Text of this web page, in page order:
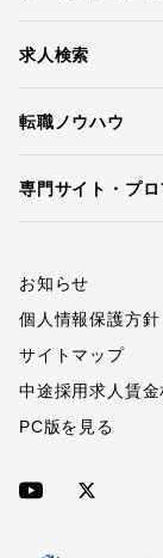
求人検索
転職ノウハウ
専門サイト・プ
お知らせ
個人情報保護方針
サイトマップ
中途採用求人賃金
PC版を見る